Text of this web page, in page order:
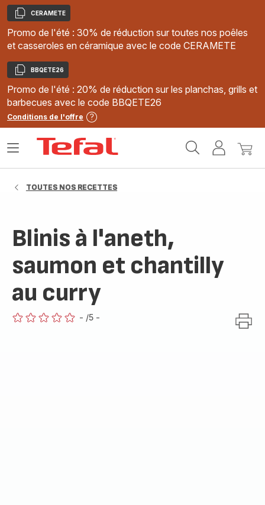
Copier
CERAMETE
Promo de l'été : 30% de réduction sur toutes nos poêles
et casseroles en céramique avec le code CERAMETE
Copier
BBQETE26
Promo de l'été : 20% de réduction sur les planchas, grills et
barbecues avec le code BBQETE26
Conditions de l'offre
MonMon
Ouvrir
TOUTES NOS RECETTES
Blinis à l'aneth,
saumon et chantilly
au curry
- /5 -